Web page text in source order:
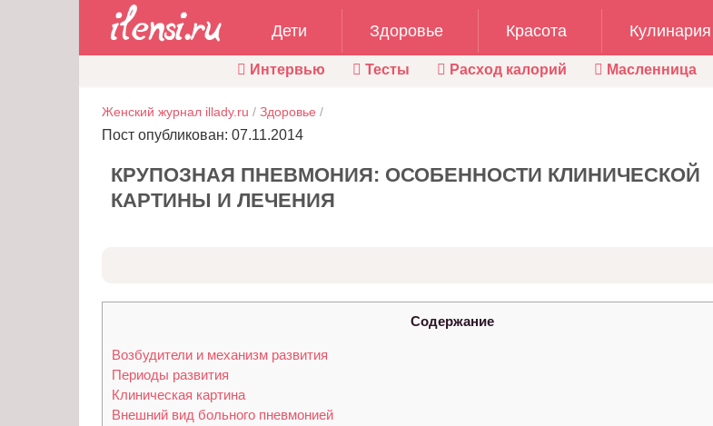
Дети Здоровье Красота Кулинария
Интервью Тесты Расход калорий Масленница
Женский журнал illady.ru / Здоровье /
Пост опубликован: 07.11.2014
КРУПОЗНАЯ ПНЕВМОНИЯ: ОСОБЕННОСТИ КЛИНИЧЕСКОЙ
КАРТИНЫ И ЛЕЧЕНИЯ
Содержание
Возбудители и механизм развития
Периоды развития
Клиническая картина
Внешний вид больного пневмонией